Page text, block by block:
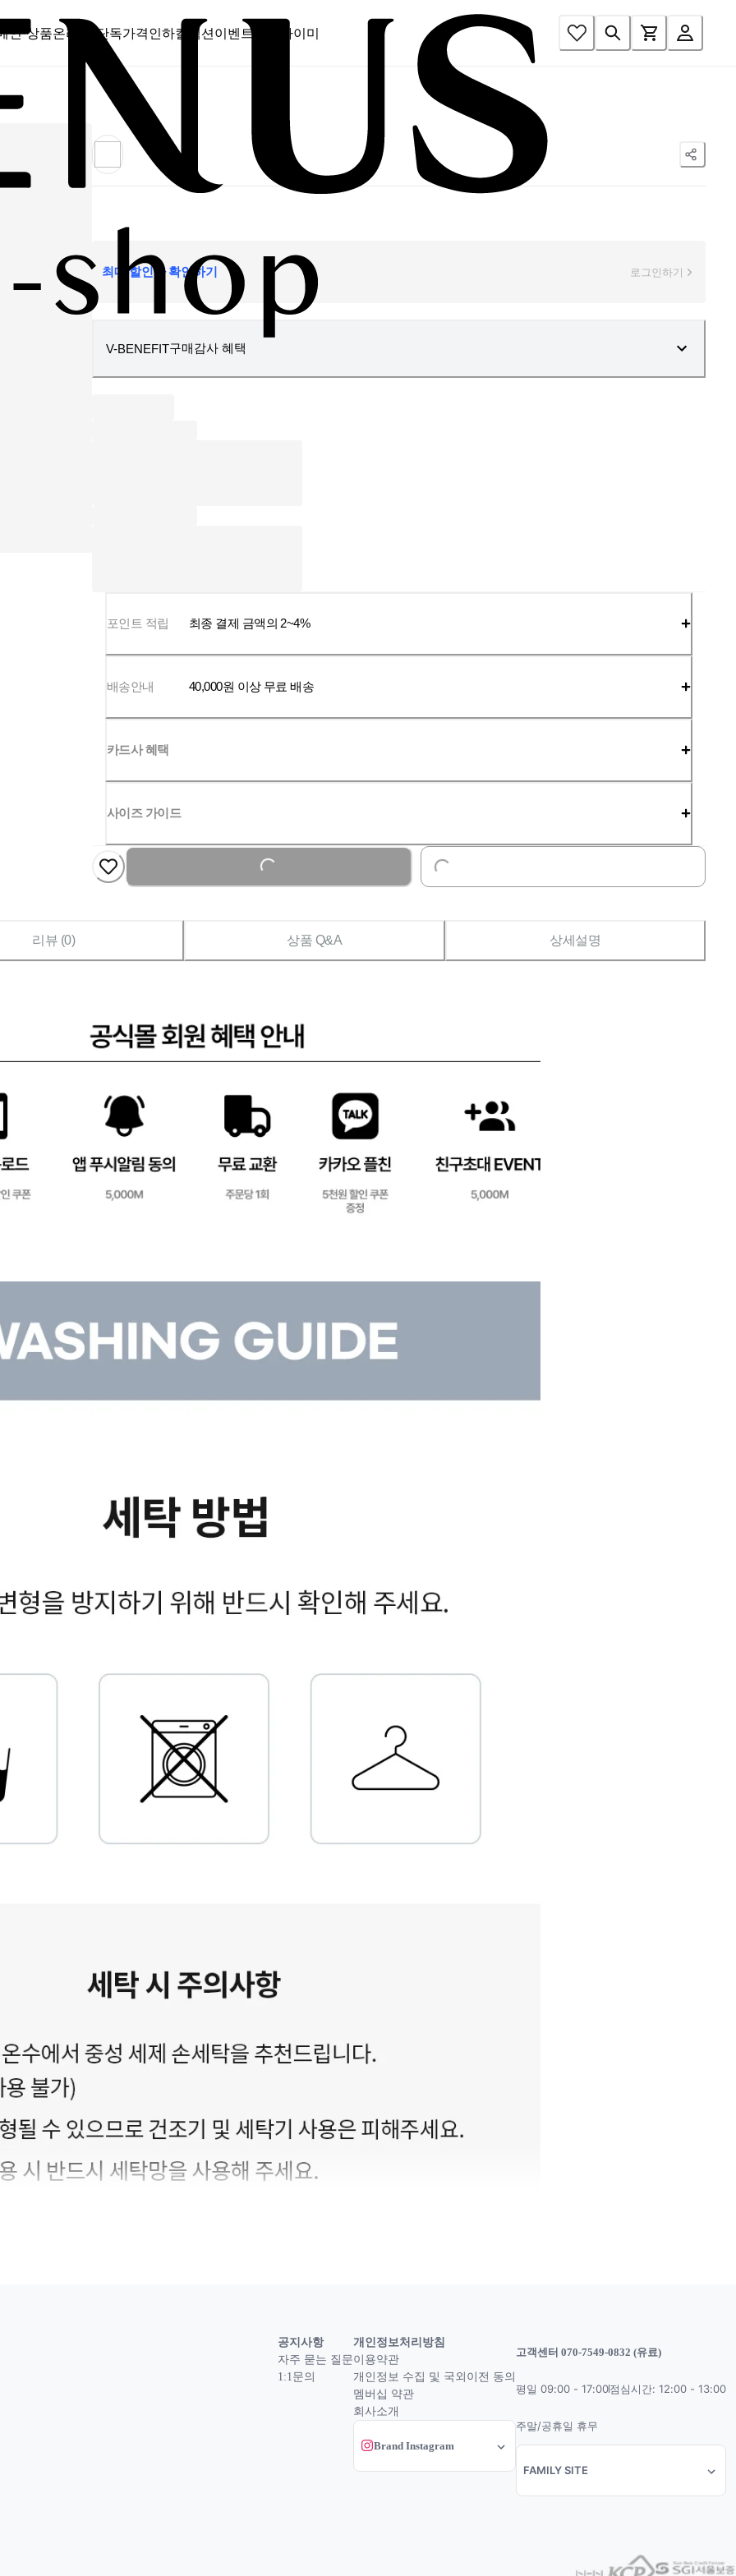
인 상품온라인 단독가격인하컬렉션이벤트 스캔바이미
최대 할인가 확인하기 로그인하기
V-BENEFIT구매감사 혜택
포인트 적립 최종 결제 금액의 2~4%
배송안내 40,000원 이상 무료 배송
카드사 혜택
사이즈 가이드
Loading... Loading...
리뷰 (0) 상품 Q&A 상세설명
공지사항
자주 묻는 질문
1:1문의
개인정보처리방침
이용약관
개인정보 수집 및 국외이전 동의
멤버십 약관
회사소개
Brand Instagram
고객센터 070-7549-0832 (유료)
평일 09:00 - 17:00점심시간: 12:00 - 13:00
주말/공휴일 휴무
FAMILY SITE